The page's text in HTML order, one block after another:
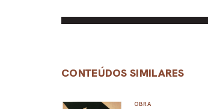
CONTEÚDOS SIMILARES
OBRA